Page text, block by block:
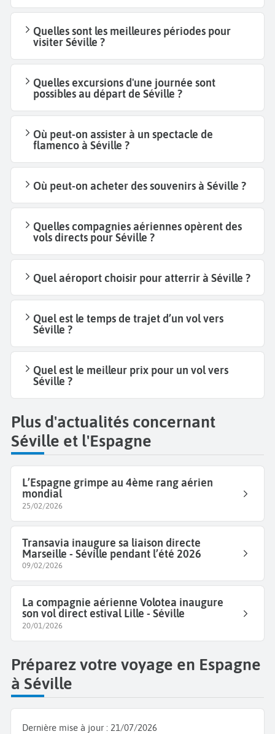
Quelles sont les meilleures périodes pour
visiter Séville ?
Quelles excursions d'une journée sont
possibles au départ de Séville ?
Où peut-on assister à un spectacle de
flamenco à Séville ?
Où peut-on acheter des souvenirs à Séville ?
Quelles compagnies aériennes opèrent des
vols directs pour Séville ?
Quel aéroport choisir pour atterrir à Séville ?
Quel est le temps de trajet d’un vol vers
Séville ?
Quel est le meilleur prix pour un vol vers
Séville ?
Plus d'actualités concernant
Séville et l'Espagne
L’Espagne grimpe au 4ème rang aérien
mondial
25/02/2026
Transavia inaugure sa liaison directe
Marseille - Séville pendant l’été 2026
09/02/2026
La compagnie aérienne Volotea inaugure
son vol direct estival Lille - Séville
20/01/2026
Préparez votre voyage en Espagne
à Séville
Dernière mise à jour : 21/07/2026